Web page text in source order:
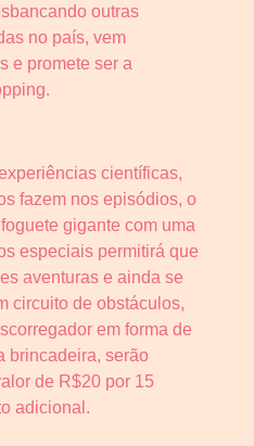
outras
no país, vem
e promete ser a
científicas,
fazem nos episódios, o
gigante com uma
especiais permitirá que
aventuras e ainda se
circuito de obstáculos,
em forma de
brincadeira, serão
de R$20 por 15
adicional.